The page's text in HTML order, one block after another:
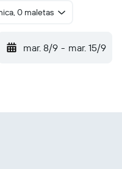
0 maletas
mar. 8/9 - mar. 15/9